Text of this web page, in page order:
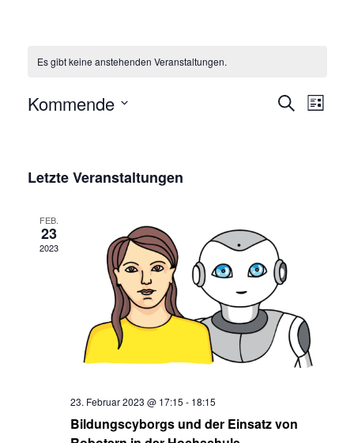
Es gibt keine anstehenden Veranstaltungen.
Suche
Liste
Kommende
Datum
Letzte Veranstaltungen
FEB.
23
2023
23. Februar 2023 @ 17:15 - 18:15
Bildungscyborgs und der Einsatz von